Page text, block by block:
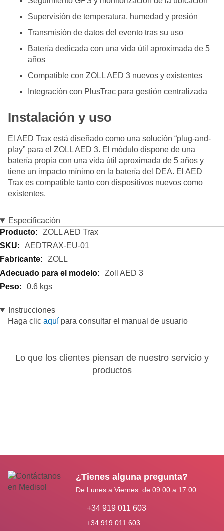
Supervisión de temperatura, humedad y presión
Transmisión de datos del evento tras su uso
Batería dedicada con una vida útil aproximada de 5
años
Compatible con ZOLL AED 3 nuevos y existentes
Integración con PlusTrac para gestión centralizada
Instalación y uso
El AED Trax está diseñado como una solución “plug-and-
play” para el ZOLL AED 3. El módulo dispone de una
batería propia con una vida útil aproximada de 5 años y
tiene un impacto mínimo en la batería del DEA. El AED
Trax es compatible tanto con dispositivos nuevos como
existentes.
Especificación
EspecificaciónZOLL AED Trax
AEDTRAX-EU-01
ZOLL
Zoll AED 3
0.6 kgs
Instrucciones
Haga clic aquí para consultar el manual de usuario
Lo que los clientes piensan de nuestro servicio y
productos
¿Tienes alguna pregunta?
De Lunes a Viernes: de 09:00 a 17:00
+34 919 011 603
+34 919 011 603